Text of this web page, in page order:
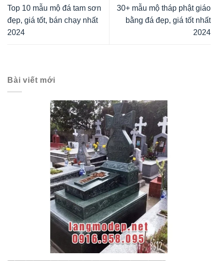
Top 10 mẫu mộ đá tam sơn
đẹp, giá tốt, bán chạy nhất
2024
30+ mẫu mộ tháp phật giáo
bằng đá đẹp, giá tốt nhất
2024
Bài viết mới